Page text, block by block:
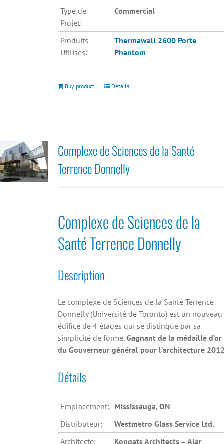
Type de
Projet:
Commercial
Produits
Utilisés:
Thermawall 2600 Porte
Phantom
Buy product Details
Complexe de Sciences de la Santé
Terrence Donnelly
Complexe de Sciences de la
Santé Terrence Donnelly
Description
Le complexe de Sciences de la Santé Terrence
Donnelly (Université de Toronto) est un nouveau
édifice de 4 étages qui se distingue par sa
simplicité de forme.Gagnant de la médaille d’or
du Gouverneur général pour l’architecture
Détails
Emplacement: Mississauga, ON
Distributeur:
Westmetro Glass Service Ltd.
Architecte:
Kongats Architects – Alar